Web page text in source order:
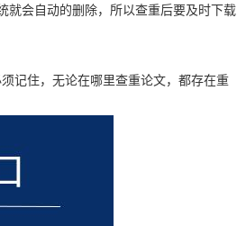
会自动的删除，所以查重后要及时下载
记住，无论在哪里查重论文，都存在重